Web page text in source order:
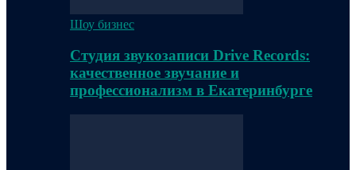
Шоу бизнес
Студия звукозаписи Drive Records:
качественное звучание и
профессионализм в Екатеринбурге